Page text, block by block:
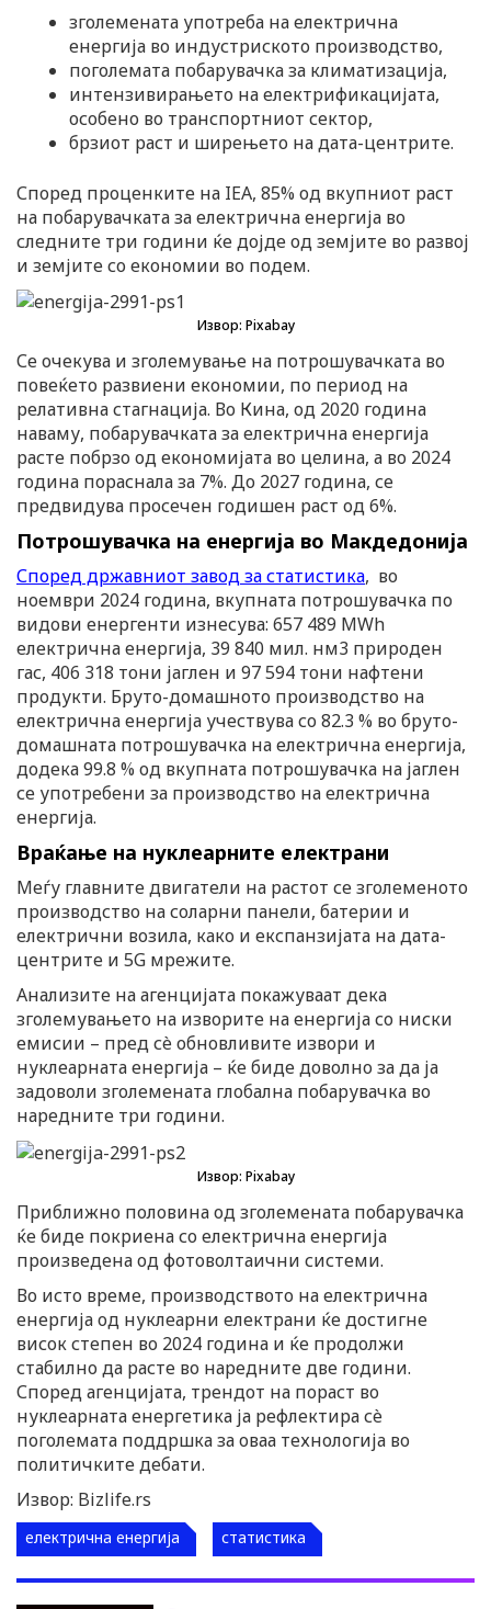
зголемената употреба на електрична
енергија во индустриското производство,
поголемата побарувачка за климатизација,
интензивирањето на електрификацијата,
особено во транспортниот сектор,
брзиот раст и ширењето на дата-центрите.
Според проценките на IEA, 85% од вкупниот раст
на побарувачката за електрична енергија во
следните три години ќе дојде од земјите во развој
и земјите со економии во подем.
Извор: Pixabay
Се очекува и зголемување на потрошувачката во
повеќето развиени економии, по период на
релативна стагнација. Во Кина, од 2020 година
наваму, побарувачката за електрична енергија
расте побрзо од економијата во целина, а во 2024
година пораснала за 7%. До 2027 година, се
предвидува просечен годишен раст од 6%.
Потрошувачка на енергија во Макдедонија
Според државниот завод за статистика, во
ноември 2024 година, вкупната потрошувачка по
видови енергенти изнесува: 657 489 МWh
електрична енергија, 39 840 мил. нм3 природен
гас, 406 318 тони јаглен и 97 594 тони нафтени
продукти. Бруто-домашното производство на
електрична енергија учествува со 82.3 % во бруто-
домашната потрошувачка на електрична енергија,
додека 99.8 % од вкупната потрошувачка на јаглен
се употребени за производство на електрична
енергија.
Враќање на нуклеарните електрани
Меѓу главните двигатели на растот се зголеменото
производство на соларни панели, батерии и
електрични возила, како и експанзијата на дата-
центрите и 5G мрежите.
Анализите на агенцијата покажуваат дека
зголемувањето на изворите на енергија со ниски
емисии – пред сè обновливите извори и
нуклеарната енергија – ќе биде доволно за да ја
задоволи зголемената глобална побарувачка во
наредните три години.
Извор: Pixabay
Приближно половина од зголемената побарувачка
ќе биде покриена со електрична енергија
произведена од фотоволтаични системи.
Во исто време, производството на електрична
енергија од нуклеарни електрани ќе достигне
висок степен во 2024 година и ќе продолжи
стабилно да расте во наредните две години.
Според агенцијата, трендот на пораст во
нуклеарната енергетика ја рефлектира сè
поголемата поддршка за оваа технологија во
политичките дебати.
Извор: Bizlife.rs
електрична енергија статистика